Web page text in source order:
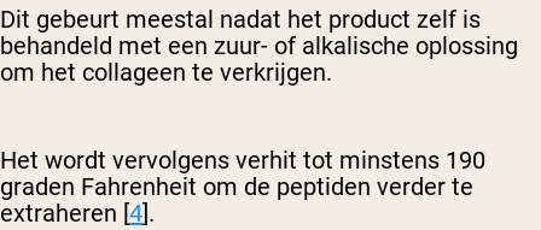
Dit gebeurt meestal nadat het product zelf is
behandeld met een zuur- of alkalische oplossing
om het collageen te verkrijgen.
Het wordt vervolgens verhit tot minstens 190
graden Fahrenheit om de peptiden verder te
extraheren [4].